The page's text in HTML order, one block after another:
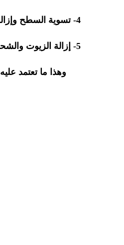
4- تسوية السطح وإزالة التعرجات والحفر.
5- إزالة الزيوت والشحوم التي تمنع التصاق الإيبوكسي.
وهذا ما تعتمد عليه